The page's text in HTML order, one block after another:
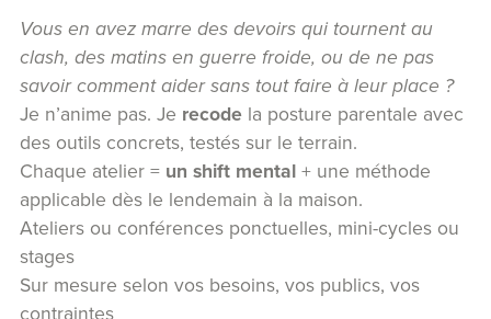
Vous en avez marre des devoirs qui tournent au
clash, des matins en guerre froide, ou de ne pas
savoir comment aider sans tout faire à leur place ?
Je n’anime pas. Je recodela posture parentale avec
des outils concrets, testés sur le terrain.
Chaque atelier = un shift mental+ une méthode
applicable dès le lendemain à la maison.
Ateliers ou conférences ponctuelles, mini-cycles ou
stages
Sur mesure selon vos besoins, vos publics, vos
contraintes